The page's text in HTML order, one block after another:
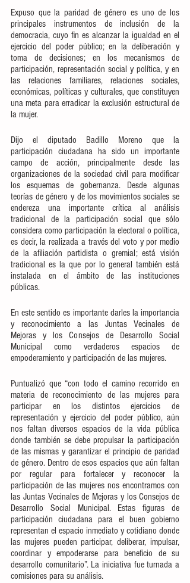
Expuso que la paridad de género es uno de los
principales instrumentos de inclusión de la
democracia, cuyo fin es alcanzar la igualdad en el
ejercicio del poder público; en la deliberación y
toma de decisiones; en los mecanismos de
participación, representación social y política, y en
las relaciones familiares, relaciones sociales,
económicas, políticas y culturales, que constituyen
una meta para erradicar la exclusión estructural de
la mujer.
Dijo el diputado Badillo Moreno que la
participación ciudadana ha sido un importante
campo de acción, principalmente desde las
organizaciones de la sociedad civil para modificar
los esquemas de gobernanza. Desde algunas
teorías de género y de los movimientos sociales se
endereza una importante crítica al análisis
tradicional de la participación social que sólo
considera como participación la electoral o política,
es decir, la realizada a través del voto y por medio
de la afiliación partidista o gremial; está visión
tradicional es la que por lo general también está
instalada en el ámbito de las instituciones
públicas.
En este sentido es importante darles la importancia
y reconocimiento a las Juntas Vecinales de
Mejoras y los Consejos de Desarrollo Social
Municipal como verdaderos espacios de
empoderamiento y participación de las mujeres.
Puntualizó que “con todo el camino recorrido en
materia de reconocimiento de las mujeres para
participar en los distintos ejercicios de
representación y ejercicio del poder público, aún
nos faltan diversos espacios de la vida pública
donde también se debe propulsar la participación
de las mismas y garantizar el principio de paridad
de género. Dentro de esos espacios que aún faltan
por regular para fortalecer y reconocer la
participación de las mujeres nos encontramos con
las Juntas Vecinales de Mejoras y los Consejos de
Desarrollo Social Municipal. Estas figuras de
participación ciudadana para el buen gobierno
representan el espacio inmediato y cotidiano donde
las mujeres pueden participar, deliberar, impulsar,
coordinar y empoderarse para beneficio de su
desarrollo comunitario”. La iniciativa fue turnada a
comisiones para su análisis.